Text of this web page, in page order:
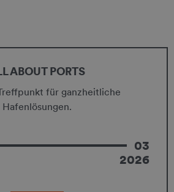
ABOUT PORTS
für ganzheitliche
Hafenlösungen.
03
2026